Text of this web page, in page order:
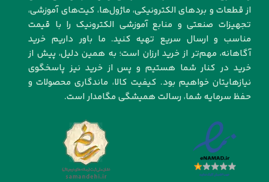
از قطعات و بردهای الکترونیکی، ماژول‌ها، کیت‌های آموزشی،
تجهیزات صنعتی و منابع آموزشی الکترونیک را با قیمت
مناسب و ارسال سریع تهیه کنید. ما باور داریم خرید
آگاهانه، مهم‌تر از خرید ارزان است؛ به همین دلیل، پیش از
خرید در کنار شما هستیم و پس از خرید نیز پاسخگوی
نیازهایتان خواهیم بود. کیفیت کالا، ماندگاری محصولات و
حفظ سرمایه شما، رسالت همیشگی مگامدار است.